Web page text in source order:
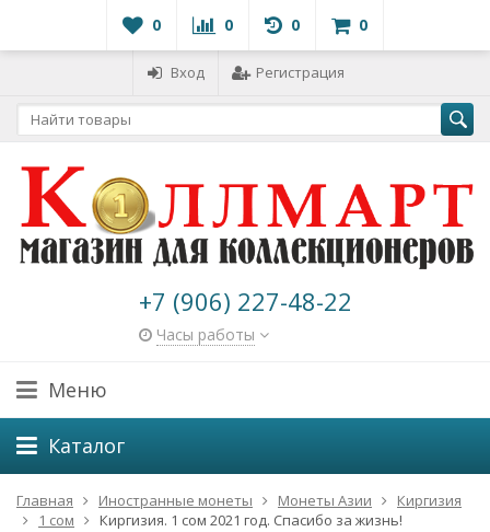
0 0 0 0
Вход Регистрация
+7 (906) 227-48-22
Часы работы
Меню
Каталог
Главная Иностранные монеты Монеты Азии
Киргизия
1 сом
Киргизия. 1 сом 2021 год. Спасибо за жизнь!